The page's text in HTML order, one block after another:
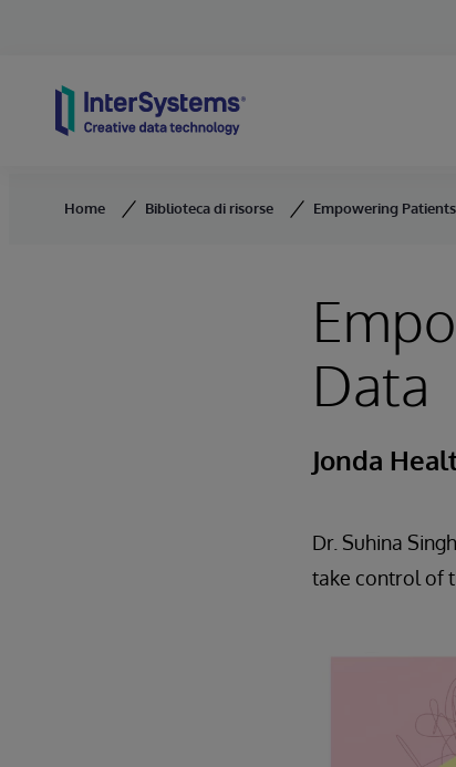
Home Biblioteca di risorse Empowering
Data
Jonda
Dr. Suhina
take control of